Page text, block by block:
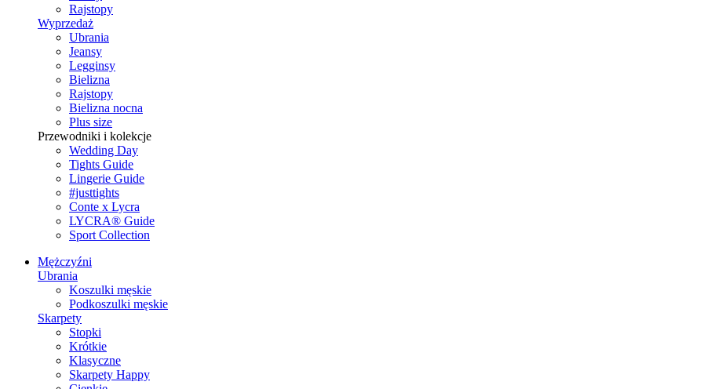
Rajstopy
Wyprzedaż
Ubrania
Jeansy
Legginsy
Bielizna
Rajstopy
Bielizna nocna
Plus size
Przewodniki i kolekcje
Wedding Day
Tights Guide
Lingerie Guide
#justtights
Conte x Lycra
LYCRA® Guide
Sport Сollection
Mężczyźni
Ubrania
Koszulki męskie
Podkoszulki męskie
Skarpety
Stopki
Krótkie
Klasyczne
Skarpety Happy